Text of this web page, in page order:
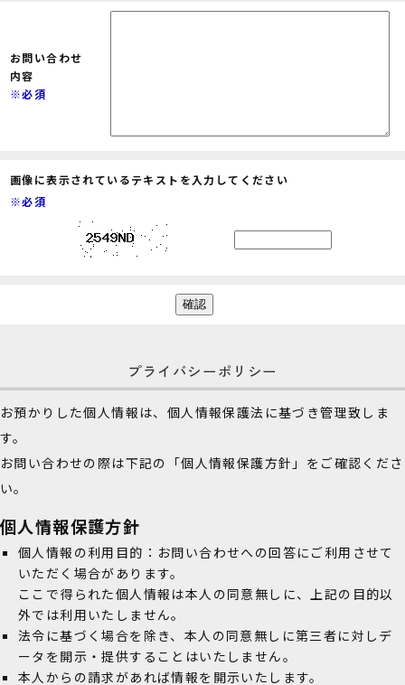
お問い合わせ
内容
※必須
画像に表示されているテキストを入力してください
※必須
プライバシーポリシー
お預かりした個人情報は、個人情報保護法に基づき管理致しま
す。
お問い合わせの際は下記の「個人情報保護方針」をご確認くださ
い。
個人情報保護方針
個人情報の利用目的：お問い合わせへの回答にご利用させて
いただく場合があります。
ここで得られた個人情報は本人の同意無しに、上記の目的以
外では利用いたしません。
法令に基づく場合を除き、本人の同意無しに第三者に対しデ
ータを開示・提供することはいたしません。
本人からの請求があれば情報を開示いたします。